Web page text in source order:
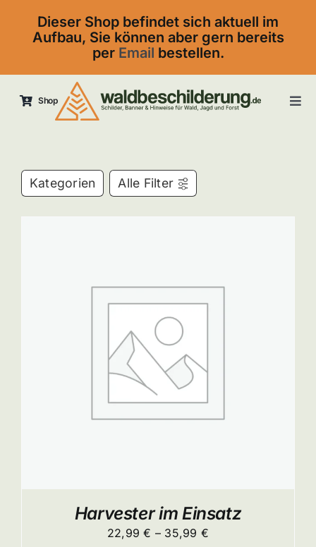
content
Dieser Shop befindet sich aktuell im
Aufbau, Sie können aber gern bereits
per Email bestellen.
Shop
Kontakt
Kategorien Alle Filter
Harvester im Einsatz
22,99€ – 35,99 €